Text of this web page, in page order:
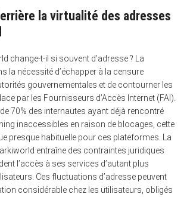
la virtualité des adresses
change-t-il si souvent d’adresse ? La
la nécessité d’échapper à la censure
gouvernementales et de contourner les
par les Fournisseurs d’Accès Internet (FAI).
70% des internautes ayant déjà rencontré
inaccessibles en raison de blocages, cette
presque habituelle pour ces plateformes. La
entraîne des contraintes juridiques
l’accès à ses services d’autant plus
Ces fluctuations d’adresse peuvent
considérable chez les utilisateurs, obligés